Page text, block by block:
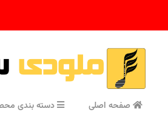
صفحه اصلی دسته بندی